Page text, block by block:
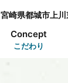
宮崎県都城市上
Concept
こだわり